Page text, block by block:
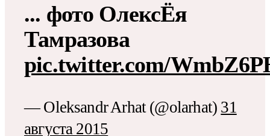
... фото ОлексЁя
Тамразова
pic.twitter.com/
— Oleksandr Arhat (@olarhat) 31
августа 2015